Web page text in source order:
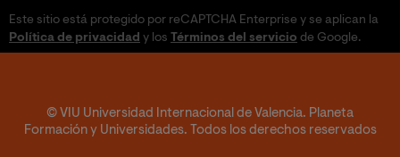
Este sitio está protegido por reCAPTCHA Enterprise y se aplican la
Política de privacidad y los Términos del servicio de Google.
© VIU Universidad Internacional de Valencia. Planeta
Formación y Universidades. Todos los derechos reservados